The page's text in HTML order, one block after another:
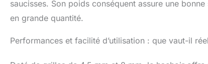
[Viande] -
saucisses. Son poids conséquent assure une
en grande quantité.
Performances et facilité d’utilisation : que vaut-il